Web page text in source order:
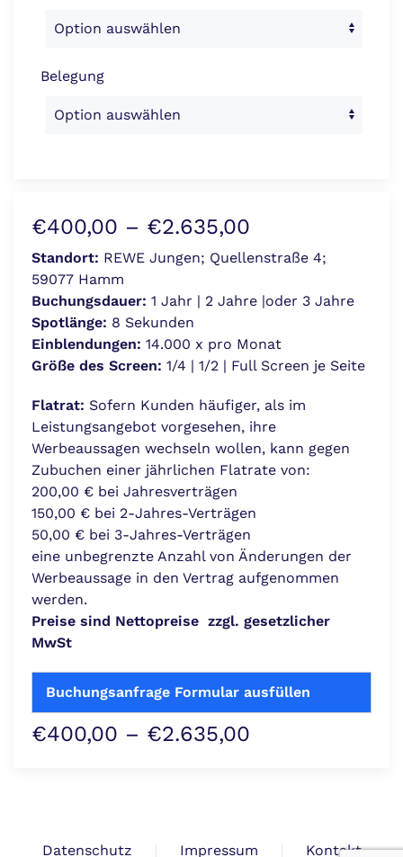
Belegung
€400,00 – €2.635,00
€400,00
bis
Standort: REWE Jungen; Quellenstraße 4;
59077 Hamm
Buchungsdauer: 1 Jahr | 2 Jahre |oder 3 Jahre
Spotlänge: 8 Sekunden
Einblendungen: 14.000 x pro Monat
Größe des Screen: 1/4 | 1/2 | Full Screen je Seite
Flatrat: Sofern Kunden häufiger, als im
Leistungsangebot vorgesehen, ihre
Werbeaussagen wechseln wollen, kann gegen
Zubuchen einer jährlichen Flatrate von:
200,00 € bei Jahresverträgen
150,00 € bei 2-Jahres-Verträgen
50,00 € bei 3-Jahres-Verträgen
eine unbegrenzte Anzahl von Änderungen der
Werbeaussage in den Vertrag aufgenommen
werden.
Preise sind Nettopreise zzgl. gesetzlicher
MwSt
Buchungsanfrage Formular ausfüllen
€400,00 – €2.635,00
Datenschutz Impressum Kontakt